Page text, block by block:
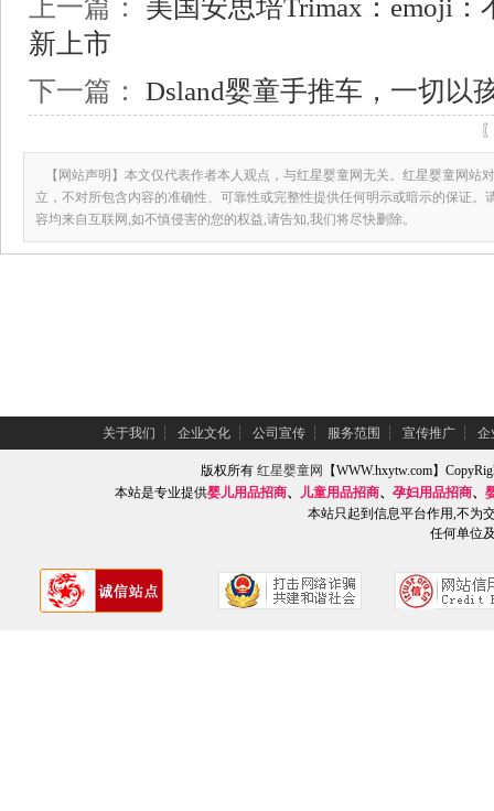
上一篇： 美国安思培Trimax：emoji
新上市
下一篇： Dsland婴童手推车，一切以
【网站声明】本文仅代表作者本人观点，与红星婴童网无关。红星婴童网站
立，不对所包含内容的准确性、可靠性或完整性提供任何明示或暗示的保证。
容均来自互联网,如不慎侵害的您的权益,请告知,我们将尽快删除。
关于我们 ┆ 企业文化 ┆ 公司宣传 ┆ 服务范围 ┆ 宣传推广 ┆ 企
版权所有红星婴童网
【WWW.hxytw.com】
本站是专业提供婴儿用品招商、 儿童用品招商、 孕妇用品招商、
本站只起到信息平台作用,不为
任何单位